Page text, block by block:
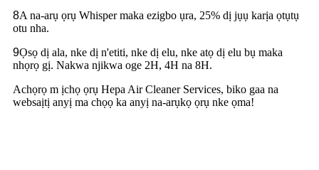
8A na-arụ ọrụ Whisper maka ezigbo ụra, 25% dị jụụ karịa ọtụtụ
otu nha.
9Ọsọ dị ala, nke dị n'etiti, nke dị elu, nke atọ dị elu bụ maka
nhọrọ gị. Nakwa njikwa oge 2H, 4H na 8H.
Achọrọ m ịchọ ọrụ Hepa Air Cleaner Services, biko gaa na
websaịtị anyị ma chọọ ka anyị na-arụkọ ọrụ nke ọma!